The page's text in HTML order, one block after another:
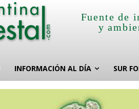
Fuente de
y
INFORMACIÓN AL DÍA SUR